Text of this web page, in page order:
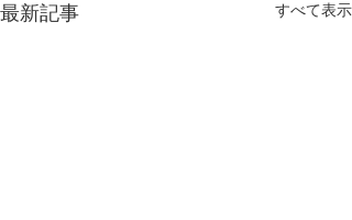
最新記事 すべて表示